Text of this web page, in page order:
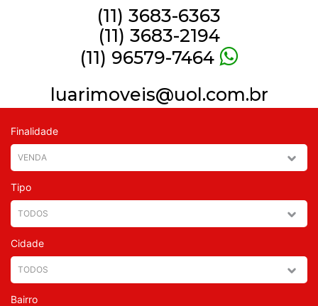
(11) 3683-6363
(11) 3683-2194
(11) 96579-7464
luarimoveis@uol.com.br
Finalidade
Tipo
Cidade
Bairro